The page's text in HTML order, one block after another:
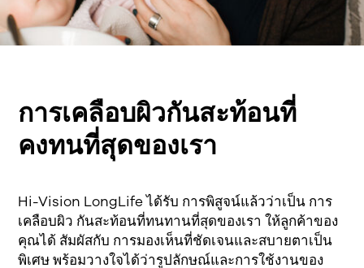
การเคลือบผิวกันสะท้อนที่
คงทนที่สุดของเรา
Hi-Vision LongLifeได้รับ การพิสูจน์แล้วว่าเป็น การ
เคลือบผิว กันสะท้อนที่ทนทานที่สุดของเรา ให้ลูกค้าของ
คุณได้ สัมผัสกับ การมองเห็นที่ชัดเจนและสบายตาเป็น
พิเศษพร้อมวางใจได้ว่ารูปลักษณ์และการใช้งานของ